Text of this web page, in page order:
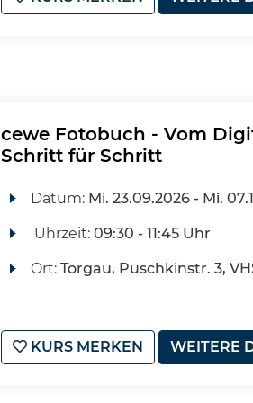
cewe Fotobuch - Vom
Schritt für Schritt
Datum: Mi. 23.09.2026 - Mi.
Uhrzeit: 09:30 - 11:45 Uhr
Ort: Torgau, Puschkinstr. 3,
KURS MERKEN WEITERE